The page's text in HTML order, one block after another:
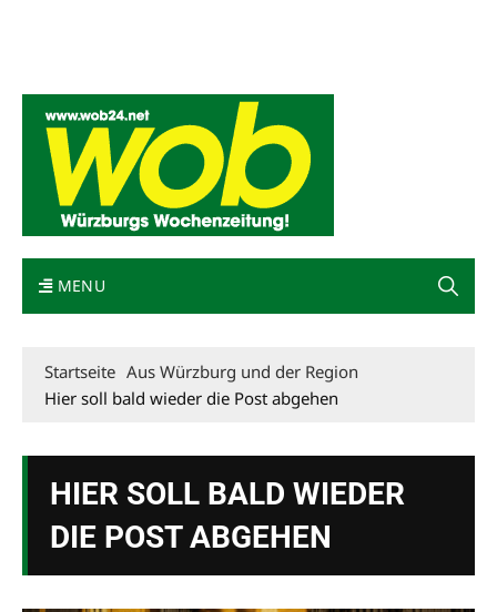
MENU
Startseite Aus Würzburg und der Region
Hier soll bald wieder die Post abgehen
HIER SOLL BALD WIEDER
DIE POST ABGEHEN